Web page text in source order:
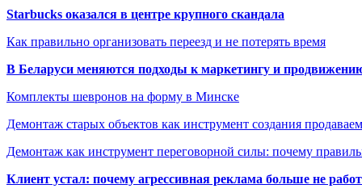
Starbucks оказался в центре крупного скандала
Как правильно организовать переезд и не потерять время
В Беларуси меняются подходы к маркетингу и
Комплекты шевронов на форму в Минске
Демонтаж старых объектов как инструмент создания
Демонтаж как инструмент переговорной силы: почему
Клиент устал: почему агрессивная реклама больше не